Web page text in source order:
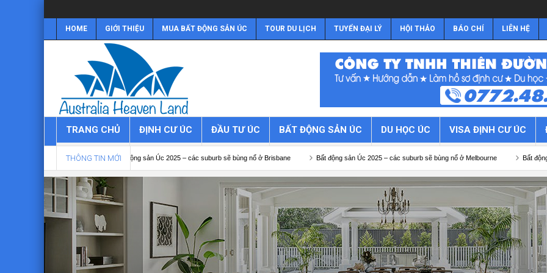
HOME GIỚI THIỆU MUA BẤT ĐỘNG SẢN ÚC TOUR DU LỊCH TUYỂN ĐẠI LÝ HỘI THẢO BÁO CHÍ LIÊN HỆ
TRANG CHỦ ĐỊNH CƯ ÚC ĐẦU TƯ ÚC BẤT ĐỘNG SẢN ÚC DU HỌC ÚC VISA ĐỊNH CƯ ÚC
THÔNG TIN MỚI
Bất động sản Úc 2025 – các suburb sẽ bùng nổ ở Brisbane Bất động sản Úc 2025 – các suburb sẽ bùng nổ ở Melbourne Bất động sản Úc 2025 –